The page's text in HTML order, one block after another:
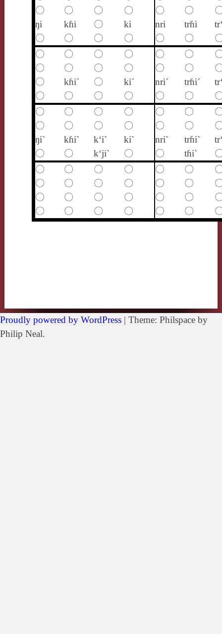
〇
〇 〇 〇 〇 〇
ŋi
kɦi 〇 ki nri trɦi
〇
〇 〇 〇 〇 〇
〇
〇 〇 〇 〇 〇
〇
〇 〇 〇 〇 〇
〇
kɦi´ 〇 ki´ nri´ trɦi´
〇
〇 〇 〇 〇 〇
〇
〇 〇 〇 〇 〇
〇
〇 〇 〇 〇 〇
ŋi`
kɦi` k‘i` ki` nri` trɦi`
〇
〇 k‘ji` 〇 〇 tɦi`
〇
〇 〇 〇 〇 〇
〇
〇 〇 〇 〇 〇
〇
〇 〇 〇 〇 〇
〇
〇 〇 〇 〇 〇
Proudly powered by WordPress | Theme: Philspace by
Philip Neal.